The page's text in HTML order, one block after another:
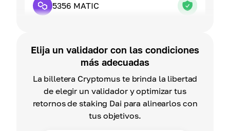
5356 MATIC
Elija un validador con las condiciones
más adecuadas
La billetera Cryptomus te brinda la libertad
de elegir un validador y optimizar tus
retornos de staking Dai para alinearlos con
tus objetivos.